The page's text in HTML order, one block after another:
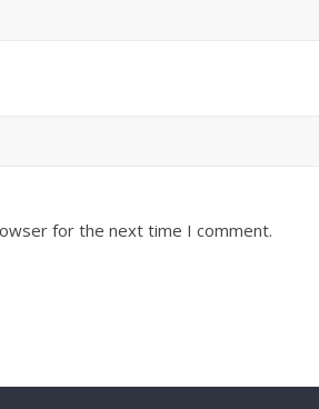
for the next time I comment.